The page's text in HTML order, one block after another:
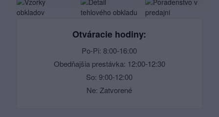
Otváracie hodiny:
Po-Pi: 8:00-16:00
Obedňajšia prestávka: 12:00-12:30
So: 9:00-12:00
Ne: Zatvorené